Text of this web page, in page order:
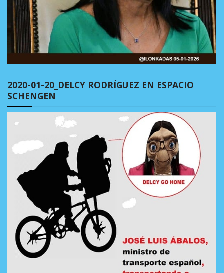
2020-01-20_DELCY RODRÍGUEZ EN ESPACIO
SCHENGEN